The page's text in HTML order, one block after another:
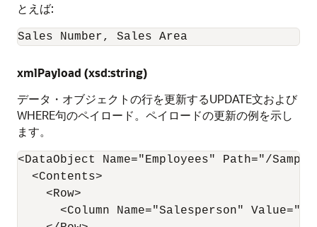
とえば:
Sales Number, Sales Area
xmlPayload (xsd:string)
データ・オブジェクトの行を更新するUPDATE文および
WHERE句のペイロード。ペイロードの更新の例を示し
ます。
<DataObject Name="Employees" Path="/
<Contents>
<Row>
<Column Name="Salesperson"